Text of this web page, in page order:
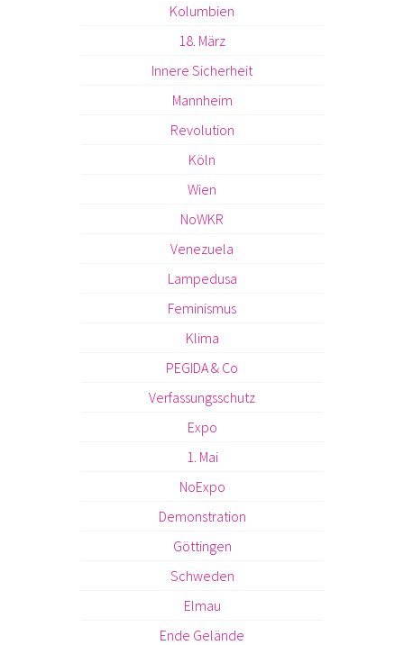
Kolumbien
18. März
Innere Sicherheit
Mannheim
Revolution
Köln
Wien
NoWKR
Venezuela
Lampedusa
Feminismus
Klima
PEGIDA & Co
Verfassungsschutz
Expo
1. Mai
NoExpo
Demonstration
Göttingen
Schweden
Elmau
Ende Gelände